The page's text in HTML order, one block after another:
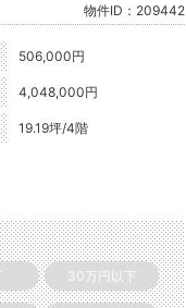
物件ID：209442
506,000円
4,048,000円
19.19坪/4階
30万円以下